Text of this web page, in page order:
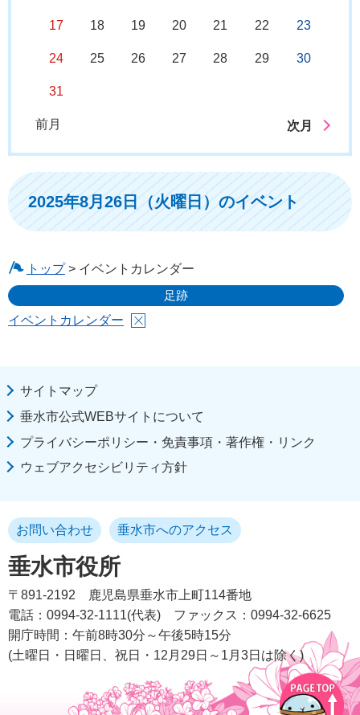
17 18 19 20 21 22 23
24 25 26 27 28 29 30
31
前月 次月
2025年8月26日（火曜日）のイベント
トップ> イベントカレンダー
足跡
イベントカレンダー
サイトマップ
垂水市公式WEBサイトについて
プライバシーポリシー・免責事項・著作権・リンク
ウェブアクセシビリティ方針
垂水市役所
お問い合わせ 垂水市へのアクセス
〒891-2192
鹿児島県垂水市上町114番地
電話：0994-32-1111(代表)
ファックス：0994-32-6625
開庁時間：午前8時30分～午後5時15分
(土曜日・日曜日、祝日・12月29日～1月3日は除く)